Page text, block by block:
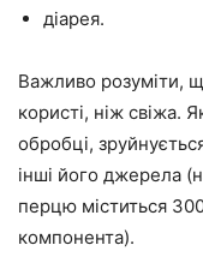
діарея.
Важливо розуміти,
користі, ніж свіжа.
обробці,
інші його джерела
перцю міститься
компонента).